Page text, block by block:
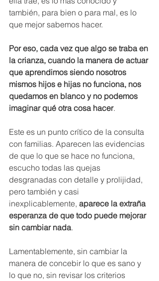
también, para bien o para mal, es lo
que mejor sabemos hacer.
Por eso, cada vez que algo se traba en
la crianza, cuando la manera de actuar
que aprendimos siendo nosotros
mismos hijos e hijas no funciona, nos
quedamos en blanco y no podemos
imaginar qué otra cosa hacer.
Este es un punto crítico de la consulta
con familias. Aparecen las evidencias
de que lo que se hace no funciona,
escucho todas las quejas
desgranadas con detalle y prolijidad,
pero también y casi
inexplicablemente, aparece la extraña
esperanza de que todo puede mejorar
sin cambiar nada.
Lamentablemente, sin cambiar la
manera de concebir lo que es sano y
lo que no, sin revisar los criterios